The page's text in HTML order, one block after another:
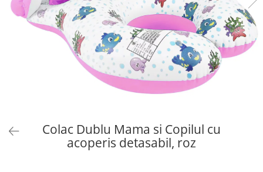
Colac Dublu Mama si Copilul cu
acoperis detasabil, roz